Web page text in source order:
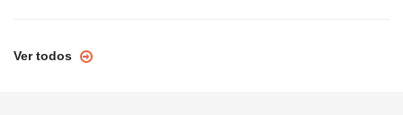
Ver todos